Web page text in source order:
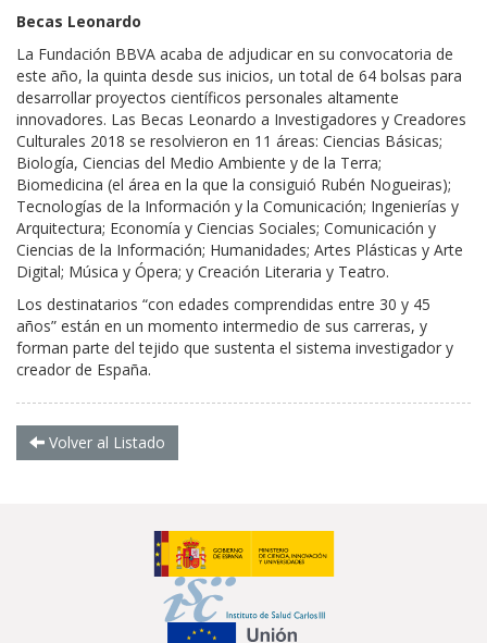
Becas Leonardo
La Fundación BBVA acaba de adjudicar en su convocatoria de
este año, la quinta desde sus inicios, un total de 64 bolsas para
desarrollar proyectos científicos personales altamente
innovadores. Las Becas Leonardo a Investigadores y Creadores
Culturales 2018 se resolvieron en 11 áreas: Ciencias Básicas;
Biología, Ciencias del Medio Ambiente y de la Terra;
Biomedicina (el área en la que la consiguió Rubén Nogueiras);
Tecnologías de la Información y la Comunicación; Ingenierías y
Arquitectura; Economía y Ciencias Sociales; Comunicación y
Ciencias de la Información; Humanidades; Artes Plásticas y Arte
Digital; Música y Ópera; y Creación Literaria y Teatro.
Los destinatarios “con edades comprendidas entre 30 y 45
años” están en un momento intermedio de sus carreras, y
forman parte del tejido que sustenta el sistema investigador y
creador de España.
Volver al Listado